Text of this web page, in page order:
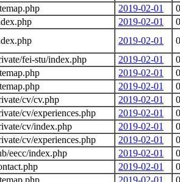
2019-02-01
2019-02-01
2019-02-01
fei-stu/index.php
2019-02-01
2019-02-01
2019-02-01
cv/cv.php
2019-02-01
cv/experiences.php
2019-02-01
cv/index.php
2019-02-01
cv/experiences.php
2019-02-01
eecc/index.php
2019-02-01
2019-02-01
2019-02-01